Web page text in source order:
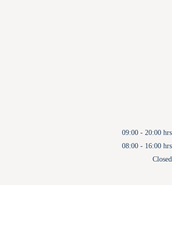
09:00 - 20:00 hrs
08:00 - 16:00 hrs
Closed